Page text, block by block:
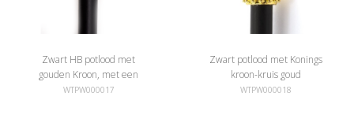
Zwart HB potlood met
gouden Kroon, met een
parel
WTPW000017
Zwart potlood met Konings
kroon-kruis goud
WTPW000018